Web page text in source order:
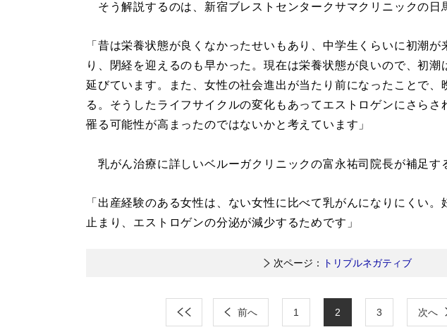
そう解説するのは、新宿ブレストセンタークサマクリニックの日
「昔は栄養状態が良くなかったせいもあり、中学生くらいに初潮
り、閉経を迎えるのも早かった。現在は栄養状態が良いので、初
延びています。また、女性の社会進出が当たり前になったことで、
る。そうしたライフサイクルの変化もあってエストロゲンにさらさ
罹る可能性が高まったのではないかと考えています」
乳がん治療に詳しいベルーガクリニックの富永祐司院長が補足す
「出産経験のある女性は、ない女性に比べて乳がんになりにくい。
止まり、エストロゲンの分泌が減少するためです」
次ページ： トリプルネガティブ
前へ 1 2 3 次へ